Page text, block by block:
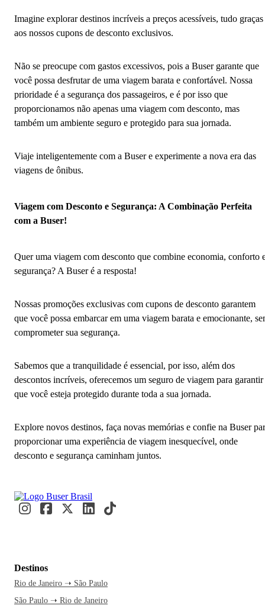
Imagine explorar destinos incríveis a preços acessíveis, tudo graças
aos nossos cupons de desconto exclusivos.
Não se preocupe com gastos excessivos, pois a Buser garante que
você possa desfrutar de uma viagem barata e confortável. Nossa
prioridade é a segurança dos passageiros, e é por isso que
proporcionamos não apenas uma viagem com desconto, mas
também um ambiente seguro e protegido para sua jornada.
Viaje inteligentemente com a Buser e experimente a nova era das
viagens de ônibus.
Viagem com Desconto e Segurança: A Combinação Perfeita
com a Buser!
Quer uma viagem com desconto que combine economia, conforto
segurança? A Buser é a resposta!
Nossas promoções exclusivas com cupons de desconto garantem
que você possa embarcar em uma viagem barata e emocionante,
comprometer sua segurança.
Sabemos que a tranquilidade é essencial, por isso, além dos
descontos incríveis, oferecemos um seguro de viagem para garantir
que você esteja protegido durante toda a sua jornada.
Explore novos destinos, faça novas memórias e confie na Buser
proporcionar uma experiência de viagem inesquecível, onde
desconto e segurança caminham juntos.
Destinos
Rio de Janeiro ➝ São Paulo
São Paulo ➝ Rio de Janeiro